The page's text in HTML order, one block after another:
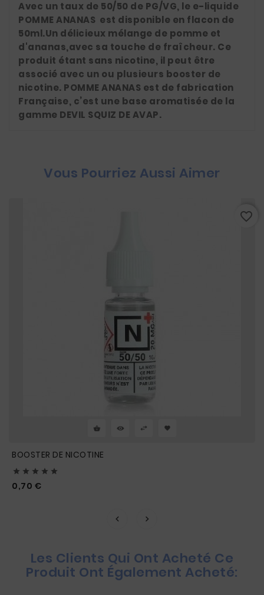
Avec un taux de 50/50 de PG/VG, le e-liquide
POMME ANANAS est disponible en flacon de
50ml.Un délicieux mélange de pomme et
d'ananas,avec sa touche de fraîcheur. Ce
produit étant sans nicotine, il peut être
associé avec un ou plusieurs booster de
nicotine. POMME ANANAS est de fabrication
Française, c’est une base aromatisée de la
gamme DEVIL SQUIZ DE AVAP.
Vous Pourriez Aussi Aimer
BOOSTER DE NICOTINE
    
0,70 €
favorite_border
Les Clients Qui Ont Acheté Ce
Produit Ont Également Acheté: